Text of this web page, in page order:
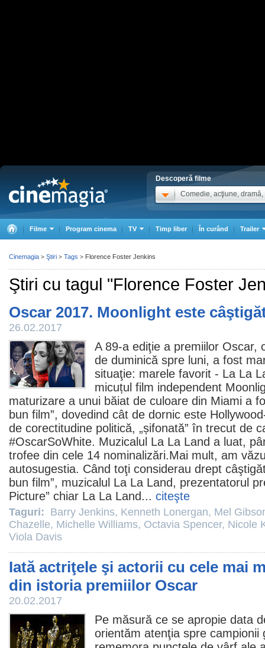
Descoperă filme
Comedie, acţiune, dramă,
Filme Program cinema TV Timp liber În curând Trailer
Ştiri cu tagul "Florence Foster
Oscar 2017. Moonlight este
26.02.2017
A 89-a ediţie a premiilor Oscar,
de duminică spre luni, a fost
situaţie: marele favorit - La La
micuțul film independent
maturizare a unui băiat de culoare din Miami a
bun film”, dovedind cât de dornic este
de corectitudine politică, „șifonată” în trecut de
#OscarSoWhite. Muzicalul La La Land a luat,
trofee din cele 14 nominalizări.Mai mult, am
autosugestia. Când toţi considerau drept
bun film”, muzicalul La La Land, prezentatorul
Picture” chiar La La Land... citeşte
Taguri: Barry Jenkins, Kenneth Lonergan, Mel
Chazelle, Michelle Williams, Octavia Spencer, Nicole
Viola Davis
Iată actriţele şi actorii cu cele mai
din istoria premiilor Oscar
20.02.2017
Pe măsură ce se apropie data
orientăm atenţia spre campionii
Cinemagia > Ştiri > Tags > Florence Foster Jenkins